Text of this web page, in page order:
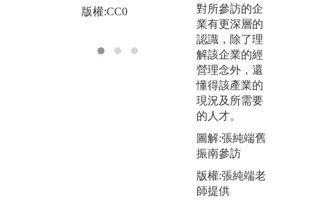
版權:CC0
對所參訪的企
業有更深層的
認識，除了理
解該企業的經
營理念外，還
懂得該產業的
現況及所需要
的人才。
圖解:張純端舊
振南參訪
版權:張純端老
師提供